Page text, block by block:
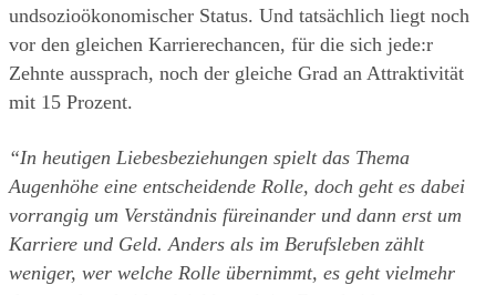
undsozioökonomischer Status. Und tatsächlich liegt noch
vor den gleichen Karrierechancen, für die sich jede:r
Zehnte aussprach, noch der gleiche Grad an Attraktivität
mit 15 Prozent.
“In heutigen Liebesbeziehungen spielt das Thema
Augenhöhe eine entscheidende Rolle, doch geht es dabei
vorrangig um Verständnis füreinander und dann erst um
Karriere und Geld. Anders als im Berufsleben zählt
weniger, wer welche Rolle übernimmt, es geht vielmehr